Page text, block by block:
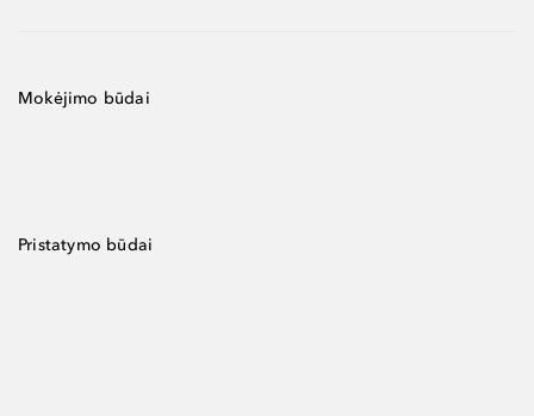
Mokėjimo būdai
Pristatymo būdai